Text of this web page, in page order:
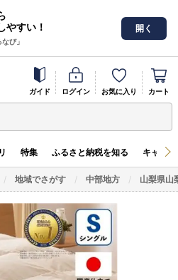
やすい！
び」
開く
ガイド ログイン お気に入り カート
特集 ふるさと納税を知る キャン
地域でさがす 中部地方 山梨県山